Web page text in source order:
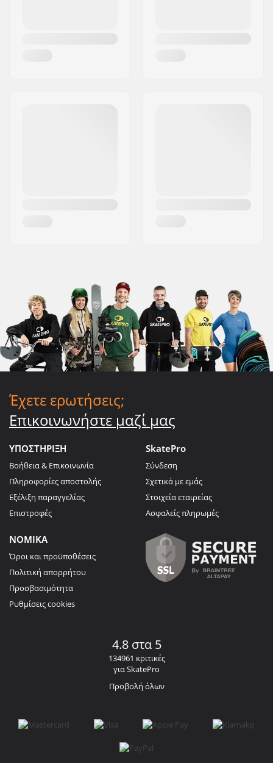
Έχετε ερωτήσεις;
Επικοινωνήστε μαζί μας
ΥΠΟΣΤΗΡΙΞΗ
Βοήθεια & Επικοινωνία
Πληροφορίες αποστολής
Εξέλιξη παραγγελίας
Επιστροφές
SkatePro
Σύνδεση
Σχετικά με εμάς
Στοιχεία εταιρείας
Ασφαλείς πληρωμές
ΝΟΜΙΚΑ
Όροι και προϋποθέσεις
Πολιτική απορρήτου
Προσβασιμότητα
Ρυθμίσεις cookies
4.8 στα 5
134961 κριτικές
για SkatePro
Προβολή όλων